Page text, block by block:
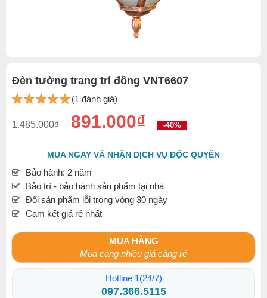
Đèn tường trang trí đồng VNT6607
(1 đánh giá)
1.485.000₫ 891.000₫ -40%
MUA NGAY VÀ NHẬN DỊCH VỤ ĐỘC QUYỀN
Bảo hành: 2 năm
Bảo trì - bảo hành sản phẩm tại nhà
Đổi sản phẩm lỗi trong vòng 30 ngày
Cam kết giá rẻ nhất
MUA HÀNG
Mua càng nhiều giá càng rẻ
Hotline 1(24/7)
097.366.5115